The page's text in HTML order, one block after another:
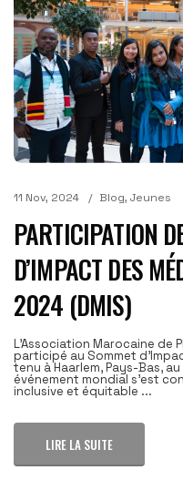
11 Nov, 2024 Blog, Jeunes
PARTICIPATION
D’IMPACT DES
2024 (DMIS)
L’Association Marocaine de
participé au Sommet
tenu à Haarlem, Pays-Bas,
événement mondial s’est
inclusive et équitable ...
LIRE LA SUITE